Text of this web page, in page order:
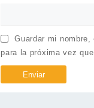
Guardar mi
para la próxima vez